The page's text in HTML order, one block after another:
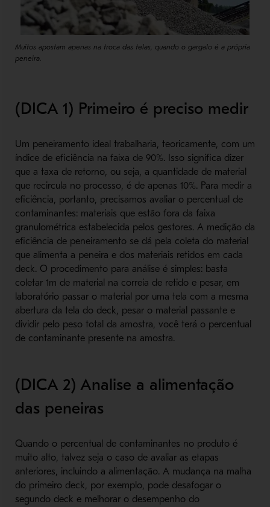
Muitos apostam apenas na troca das telas, quando o gargalo é a própria
peneira.
(DICA 1) Primeiro é preciso medir
Um peneiramento ideal trabalharia, teoricamente, com um
índice de eficiência na faixa de 90%. Isso significa dizer
que a taxa de retorno, ou seja, a quantidade de material
que recircula no processo, é de apenas 10%. Para medir a
eficiência, portanto, precisamos avaliar o percentual de
contaminantes: materiais que estão fora da faixa
granulométrica estabelecida pelos gestores. A medição da
eficiência de peneiramento se dá pela coleta do material
que alimenta a peneira e dos materiais retidos em cada
deck. O procedimento para análise é simples: basta
coletar 1m de material na correia de retido e pesar, em
laboratório passar o material por uma tela com a mesma
abertura da tela do deck, pesar o material passante e
dividir pelo peso total da amostra, você terá o percentual
de contaminante presente na amostra.
(DICA 2) Analise a alimentação
das peneiras
Quando o percentual de contaminantes no produto é
muito alto, talvez seja o caso de avaliar as etapas
anteriores, incluindo a alimentação. A mudança na malha
do primeiro deck, por exemplo, pode desafogar o
segundo deck e melhorar o desempenho do